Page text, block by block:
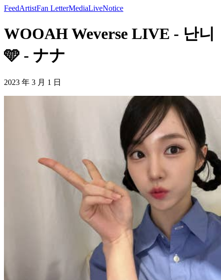
FeedArtistFan LetterMediaLiveNotice
WOOAH Weverse LIVE - 난니
🩵 - ナナ
2023 年 3 月 1 日